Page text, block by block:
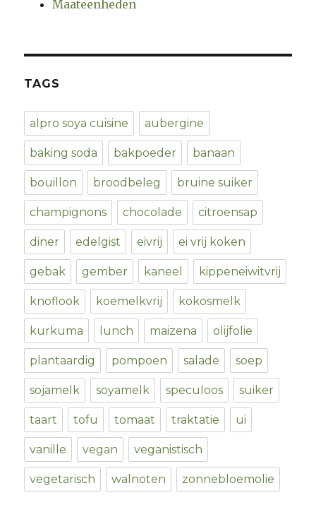
Maateenheden
TAGS
alpro soya cuisine aubergine
baking soda bakpoeder banaan
bouillon broodbeleg bruine suiker
champignons chocolade citroensap
diner edelgist eivrij ei vrij koken
gebak gember kaneel kippeneiwitvrij
knoflook koemelkvrij kokosmelk
kurkuma lunch maizena olijfolie
plantaardig pompoen salade soep
sojamelk soyamelk speculoos suiker
taart tofu tomaat traktatie ui
vanille vegan veganistisch
vegetarisch walnoten zonnebloemolie